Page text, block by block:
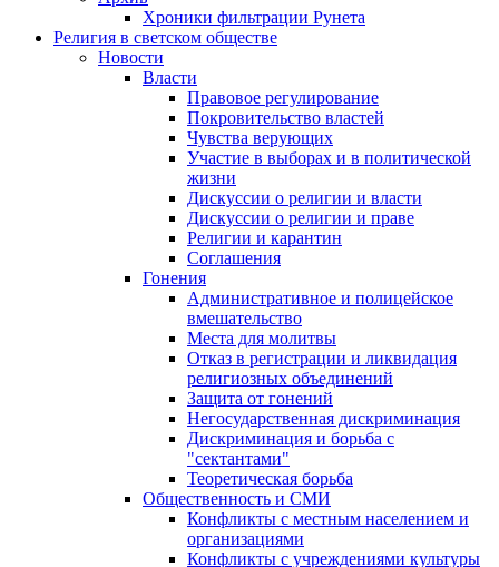
Хроники фильтрации Рунета
Религия в светском обществе
Новости
Власти
Правовое регулирование
Покровительство властей
Чувства верующих
Участие в выборах и в политической
жизни
Дискуссии о религии и власти
Дискуссии о религии и праве
Религии и карантин
Соглашения
Гонения
Административное и полицейское
вмешательство
Места для молитвы
Отказ в регистрации и ликвидация
религиозных объединений
Защита от гонений
Негосударственная дискриминация
Дискриминация и борьба с
"сектантами"
Теоретическая борьба
Общественность и СМИ
Конфликты с местным населением и
организациями
Конфликты с учреждениями культуры